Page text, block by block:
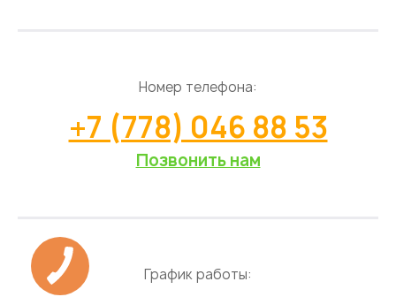
Номер телефона:
+7 (778) 046 88 53
Позвонить нам
График работы: